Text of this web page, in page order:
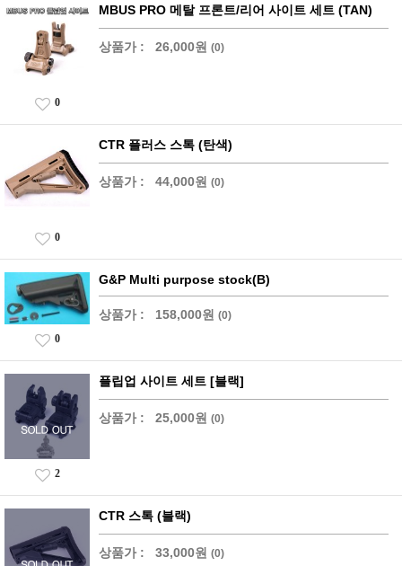
MBUS PRO 메탈 프론트/리어 사이트 세트 (TAN)
상품가 : 26,000원 (0)
0
CTR 플러스 스톡 (탄색)
상품가 : 44,000원 (0)
0
G&P Multi purpose stock(B)
상품가 : 158,000원 (0)
0
플립업 사이트 세트 [블랙]
상품가 : 25,000원 (0)
2
CTR 스톡 (블랙)
상품가 : 33,000원 (0)